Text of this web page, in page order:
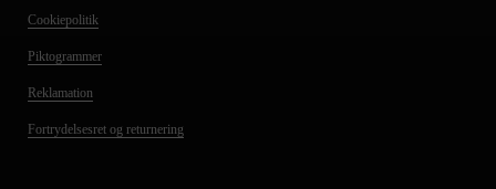
Cookiepolitik
Piktogrammer
Reklamation
Fortrydelsesret og returnering